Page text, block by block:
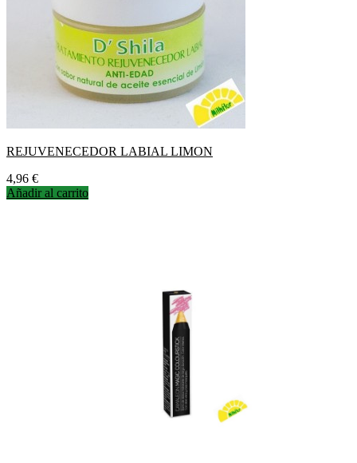
REJUVENECEDOR LABIAL LIMON
Precio
4,96 €
Añadir al carrito